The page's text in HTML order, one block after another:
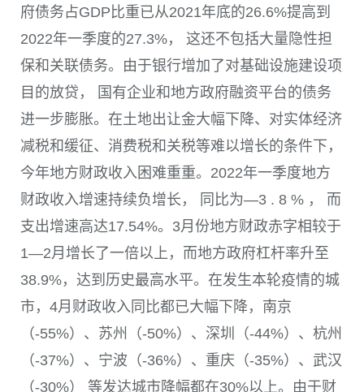
府债务占GDP 比重已从2021年底的26.6%提高到
2022年一季度的27.3%， 这还不包括大量隐性担
保和关联债务。由于银行增加了对基础设施建设项
目的放贷， 国有企业和地方政府融资平台的债务
进一步膨胀。在土地出让金大幅下降、对实体经济
减税和缓征、消费税和关税等难以增长的条件下，
今年地方财政收入困难重重。 2022年一季度地方
财政收入增速持续负增长， 同比为—3 . 8 % ， 而
支出增速高达17.54%。 3月份地方财政赤字相较于
1—2月增长了一倍以上，而地方政府杠杆率升至
38.9%，达到历史最高水平。在发生本轮疫情的城
市， 4月财政收入同比都已大幅下降，南京
（-55%）、苏州（-50%）、深圳（-44%）、杭州
（-37%）、宁波（-36%）、重庆（-35%）、武汉
（-30%） 等发达城市降幅都在30%以上。由于财